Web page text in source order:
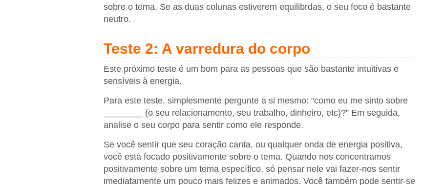
sobre o tema. Se as duas colunas estiverem equilibrdas, o seu foco é bastante
neutro.
Teste 2: A varredura do corpo
Este próximo teste é um bom para as pessoas que são bastante intuitivas e
sensíveis à energia.
Para este teste, simplesmente pergunte a si mesmo: “como eu me sinto sobre
________ (o seu relacionamento, seu trabalho, dinheiro, etc)?” Em seguida,
analise o seu corpo para sentir como ele responde.
Se você sentir que seu coração canta, ou qualquer onda de energia positiva,
você está focado positivamente sobre o tema. Quando nos concentramos
positivamente sobre um tema específico, só pensar nele vai fazer-nos sentir
imediatamente um pouco mais felizes e animados. Você também pode sentir-se